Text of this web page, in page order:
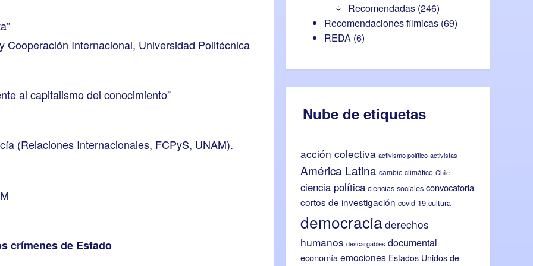
Cooperación Internacional, Universidad Politécnica
al capitalismo del conocimiento”
(Relaciones Internacionales, FCPyS, UNAM).
crímenes de Estado
Recomendadas (246)
Recomendaciones fílmicas (69)
REDA (6)
Nube de etiquetas
acción colectiva activismo político activistas
América Latina cambio climático Chile
ciencia política ciencias sociales convocatoria
cortos de investigación covid-19 cultura
democracia derechos
humanos descargables documental
economía emociones Estados Unidos de